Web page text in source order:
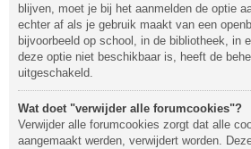
blijven, moet je bij het aanmelden de optie
echter af als je gebruik maakt van een
bijvoorbeeld op school, in de bibliotheek, in
deze optie niet beschikbaar is, heeft de
uitgeschakeld.
Wat doet "verwijder alle forumcookies"?
Verwijder alle forumcookies zorgt dat alle
aangemaakt werden, verwijdert worden.